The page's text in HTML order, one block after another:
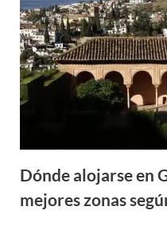
Dónde alojarse en
mejores zonas